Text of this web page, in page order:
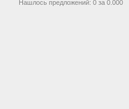
Нашлось предложений: 0 за 0.000